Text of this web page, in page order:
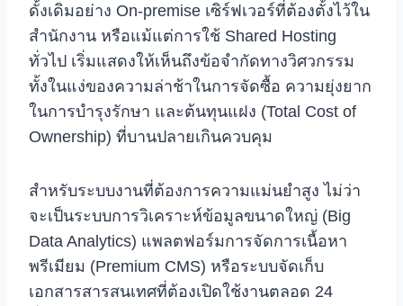
ดั้งเดิมอย่าง On-premise เซิร์ฟเวอร์ที่ต้องตั้งไว้ใน
สำนักงาน หรือแม้แต่การใช้ Shared Hosting
ทั่วไป เริ่มแสดงให้เห็นถึงข้อจำกัดทางวิศวกรรม
ทั้งในแง่ของความล่าช้าในการจัดซื้อ ความยุ่งยาก
ในการบำรุงรักษา และต้นทุนแฝง (Total Cost of
Ownership) ที่บานปลายเกินควบคุม
สำหรับระบบงานที่ต้องการความแม่นยำสูง ไม่ว่า
จะเป็นระบบการวิเคราะห์ข้อมูลขนาดใหญ่ (Big
Data Analytics) แพลตฟอร์มการจัดการเนื้อหา
พรีเมียม (Premium CMS) หรือระบบจัดเก็บ
เอกสารสารสนเทศที่ต้องเปิดใช้งานตลอด 24